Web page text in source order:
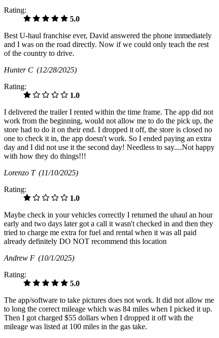
Rating:
5.0
Best U-haul franchise ever, David answered the phone immediately
and I was on the road directly. Now if we could only teach the rest
of the country to drive.
Hunter C (12/28/2025)
Rating:
1.0
I delivered the trailer I rented within the time frame. The app did not
work from the beginning, would not allow me to do the pick up, the
store had to do it on their end. I dropped it off, the store is closed no
one to check it in, the app doesn't work. So I ended paying an extra
day and I did not use it the second day! Needless to say....Not happy
with how they do things!!!
Lorenzo T (11/10/2025)
Rating:
1.0
Maybe check in your vehicles correctly I returned the uhaul an hour
early and two days later got a call it wasn't checked in and then they
tried to charge me extra for fuel and rental when it was all paid
already definitely DO NOT recommend this location
Andrew F (10/1/2025)
Rating:
5.0
The app/software to take pictures does not work. It did not allow me
to long the correct mileage which was 84 miles when I picked it up.
Then I got charged $55 dollars when I dropped it off with the
mileage was listed at 100 miles in the gas take.